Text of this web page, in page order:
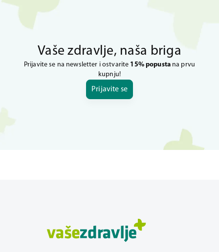
Vaše zdravlje, naša briga
Prijavite se na newsletter i ostvarite 15% popustana prvu
kupnju!
Prijavite se